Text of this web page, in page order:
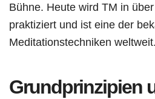
Bühne. Heute wird TM in
praktiziert und ist eine der
Meditationstechniken weltweit.
Grundprinzipien